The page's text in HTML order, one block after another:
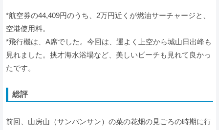
*航空券の44,409円のうち、2万円近くが燃油サーチャージと、
空港使用料。
*飛行機は、A席でした。今回は、運よく上空から城山日出峰も
見れました。挟才海水浴場など、美しいビーチも見れて良かっ
たです。
総評
前回、山房山（サンバンサン）の菜の花畑の見ごろの時期に行